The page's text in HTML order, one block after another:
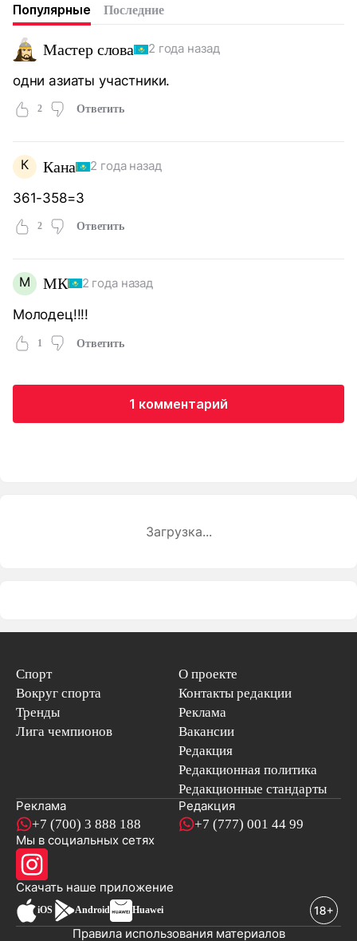
Популярные Последние
Мастер слова 2 года назад
одни азиаты участники.
2 Ответить
К Кана 2 года назад
361-358=3
2 Ответить
М МК 2 года назад
Молодец!!!!
1 Ответить
1 комментарий
Загрузка...
Спорт
Вокруг спорта
Тренды
Лига чемпионов
О проекте
Контакты редакции
Реклама
Вакансии
Редакция
Редакционная политика
Редакционные стандарты
Реклама
+7 (700) 3 888 188
Редакция
+7 (777) 001 44 99
Мы в социальных сетях
Скачать наше приложениеновостей
iOS Android Huawei
Правила использования материалов